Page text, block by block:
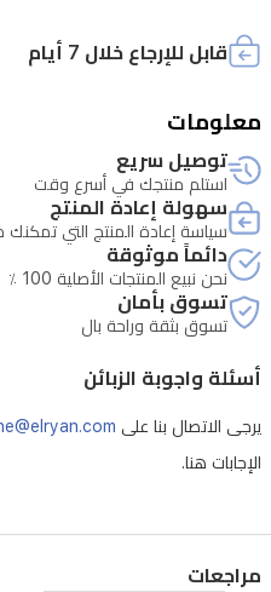
لاسلكي.
كما
تحكمًا
بالكاميرا
عن
بُعد
وعرض
الطقس
لغات
متعددة
(17
قابل للإرجاع خلال 7 أيام
معلومات
توصيل سريع
استلم منتجك في أسرع وقت
سهولة إعادة المنتج
سياسة إعادة المنتج التي
دائماً موثوقة
نحن نبيع المنتجات الأصلية 100 ٪
تسوق بأمان
تسوق بثقة وراحة بال
أسئلة واجوبة الزبائن
يرجى الاتصال بنا على
الإجابات هنا.
مراجعات